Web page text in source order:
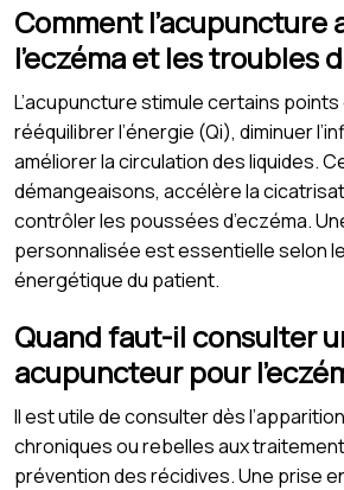
Comment l’acupuncture
l’eczéma et les troubles
L’acupuncture stimule certains
rééquilibrer l’énergie (Qi), diminuer
améliorer la circulation des liquides.
démangeaisons, accélère la
contrôler les poussées d’eczéma.
personnalisée est essentielle selon
énergétique du patient.
Quand faut-il consulter
acupuncteur pour
Il est utile de consulter dès
chroniques ou rebelles aux
prévention des récidives. Une prise